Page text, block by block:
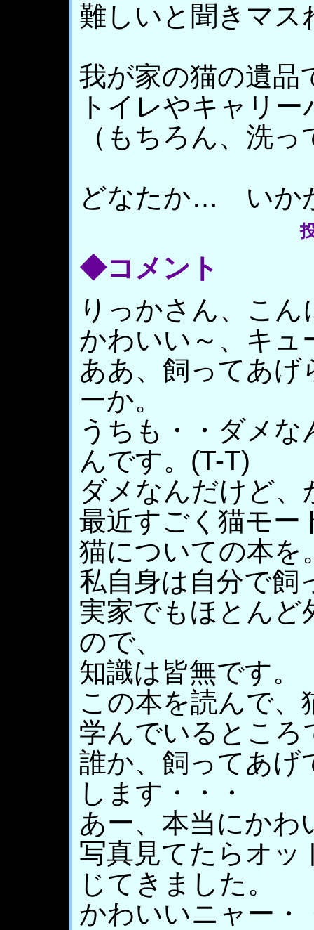
難しいと聞きマ
我が家の猫の遺品
トイレやキャリ
（もちろん、洗
どなたか… いか
◆コメント
りっかさん、こん
かわいい～、キュ
ああ、飼ってあ
ーか。
うちも・・ダメ
んです。(T-T)
ダメなんだけど
最近すごく猫モー
猫についての本を
私自身は自分で飼
実家でもほとんど
ので、
知識は皆無です。
この本を読んで
学んでいるところ
誰か、飼ってあげ
します・・・
あー、本当にかわ
写真見てたらオッ
じてきました。
かわいいニャー・